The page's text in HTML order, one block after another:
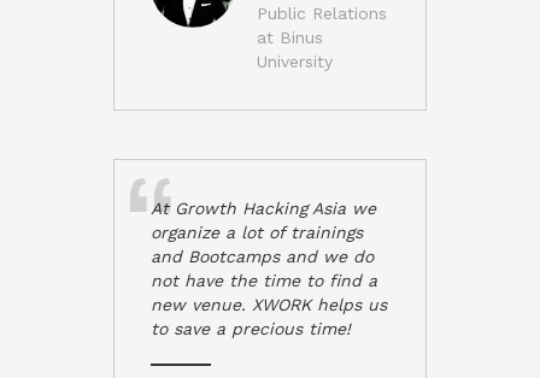
Public Relations
at Binus
University
At Growth Hacking Asia we
organize a lot of trainings
and Bootcamps and we do
not have the time to find a
new venue. XWORK helps us
to save a precious time!